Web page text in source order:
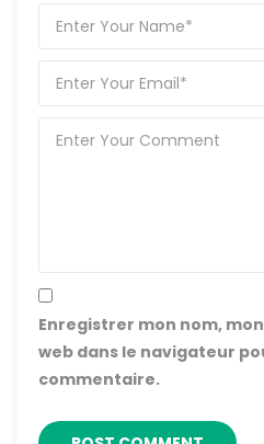
Enregistrer mon nom,
web dans le navigateur
commentaire.